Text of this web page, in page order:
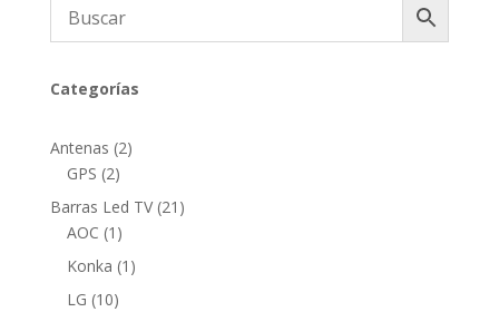
Categorías
Antenas 22
GPS 22
productos
Barras Led TV 21 21
AOC 1 1
producto
Konka 1 1
LG 1010